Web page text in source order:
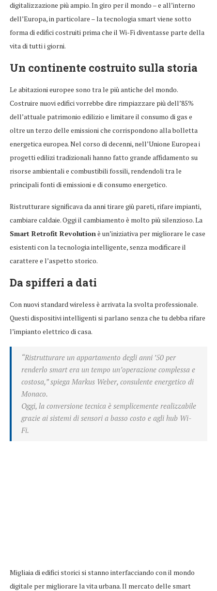
digitalizzazione più ampio. In giro per il mondo – e all’interno
dell’Europa, in particolare – la tecnologia smart viene sotto
forma di edifici costruiti prima che il Wi-Fi diventasse parte della
vita di tutti i giorni.
Un continente costruito sulla storia
Le abitazioni europee sono tra le più antiche del mondo.
Costruire nuovi edifici vorrebbe dire rimpiazzare più dell’85%
dell’attuale patrimonio edilizio e limitare il consumo di gas e
oltre un terzo delle emissioni che corrispondono alla bolletta
energetica europea. Nel corso di decenni, nell’Unione Europea i
progetti edilizi tradizionali hanno fatto grande affidamento su
risorse ambientali e combustibili fossili, rendendoli tra le
principali fonti di emissioni e di consumo energetico.
Ristrutturare significava da anni tirare giù pareti, rifare impianti,
cambiare caldaie. Oggi il cambiamento è molto più silenzioso. La
Smart Retrofit Revolutionè un’iniziativa per migliorare le case
esistenti con la tecnologia intelligente, senza modificare il
carattere e l’aspetto storico.
Da spifferi a dati
Con nuovi standard wireless è arrivata la svolta professionale.
Questi dispositivi intelligenti si parlano senza che tu debba rifare
l’impianto elettrico di casa.
“Ristrutturare un appartamento degli anni ’50 per
renderlo smart era un tempo un’operazione complessa e
costosa,” spiega Markus Weber, consulente energetico di
Monaco.
Oggi, la conversione tecnica è semplicemente realizzabile
grazie ai sistemi di sensori a basso costo e agli hub Wi-
Fi.
Migliaia di edifici storici si stanno interfacciando con il mondo
digitale per migliorare la vita urbana. Il mercato delle smart